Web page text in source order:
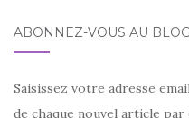
ABONNEZ-VOUS AU BLOG
Saisissez votre adresse
de chaque nouvel article par